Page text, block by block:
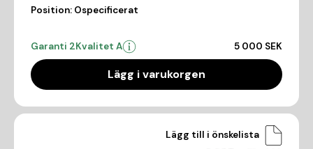
Position: Ospecificerat
Garanti 2Kvalitet A 5 000 SEK
Lägg i varukorgen
Lägg till i önskelista